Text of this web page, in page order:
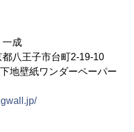
成
八王子市台町2-19-10
地壁紙ワンダーペーパー